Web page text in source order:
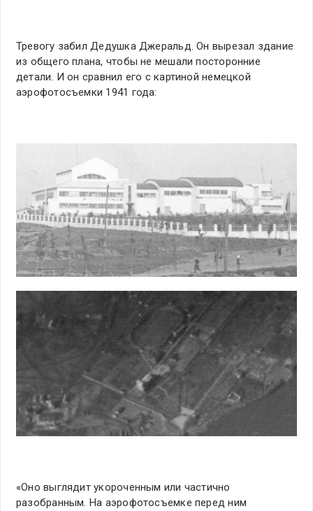
Тревогу забил Дедушка Джеральд. Он вырезал здание
из общего плана, чтобы не мешали посторонние
детали. И он сравнил его с картиной немецкой
аэрофотосъемки 1941 года:
«Оно выглядит укороченным или частично
разобранным. На аэрофотосъемке перед ним